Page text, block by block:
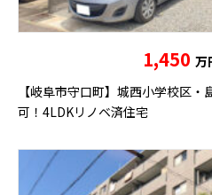
1,450 万
【岐阜市守口町】城西小学校区
可！4LDKリノベ済住宅